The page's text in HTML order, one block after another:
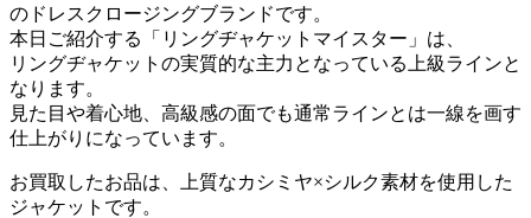
のドレスクロージングブランドです。
本日ご紹介する「リングヂャケットマイスター」は、
リングヂャケットの実質的な主力となっている上級ラインと
なります。
見た目や着心地、高級感の面でも通常ラインとは一線を画す
仕上がりになっています。
お買取したお品は、上質なカシミヤ×シルク素材を使用した
ジャケットです。